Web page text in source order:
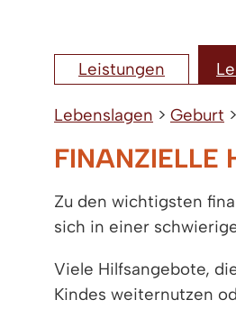
Leistungen
Lebenslagen > Geburt >
FINANZIELLE
Zu den wichtigsten
sich in einer
Viele Hilfsangebote,
Kindes weiternutzen